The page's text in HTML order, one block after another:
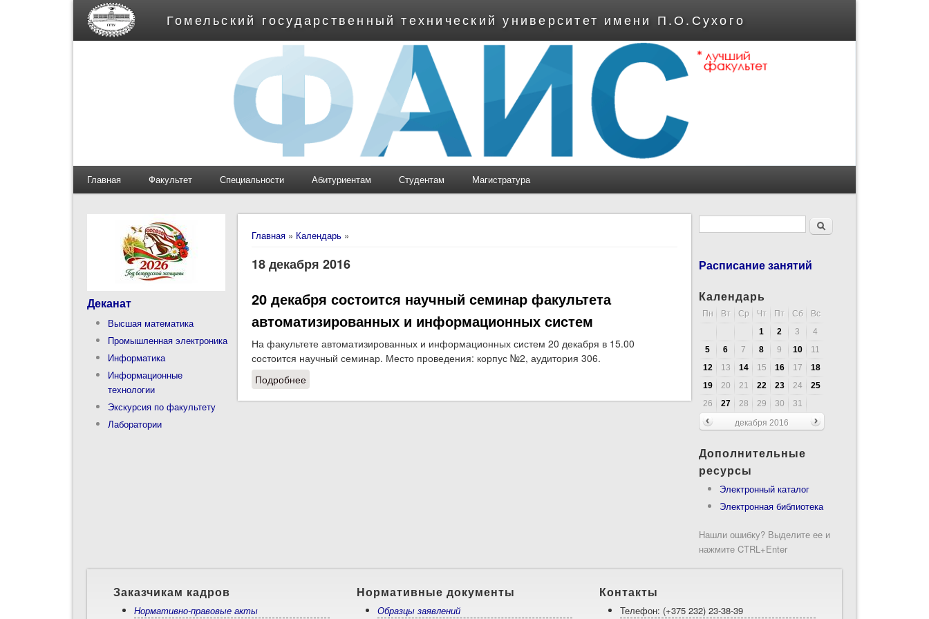
Гомельский государственный технический университет имени П.О.Сухого
Главная Факультет Специальности Абитуриентам Студентам Магистратура
Вы здесь
Главная » Календарь »
18 декабря 2016
20 декабря состоится научный семинар факультета
автоматизированных и информационных систем
На факультете автоматизированных и информационных систем 20 декабря в 15.00
состоится научный семинар. Место проведения: корпус №2, аудитория 306.
Подробнее о 20 декабря состоится научный семинар факультета автоматизированных и информационных систем
Деканат
Высшая математика
Промышленная электроника
Информатика
Информационные
технологии
Экскурсия по факультету
Лаборатории
Форма поискаПоиск
Расписание занятий
Календарь
Пн Вт Ср Чт Пт Сб
Вс
1
2 3
4
5
6 7 8 9 10
11
12
13 14 15 16 17
18
19
20 21 22 23 24
25
26
27 28 29 30
31
декабря 2016
Дополнительные
ресурсы
Электронный каталог
Электронная библиотека
Нашли ошибку? Выделите ее и
нажмите CTRL+Enter
Заказчикам кадров
Нормативно-правовые акты
Нормативные документы
Образцы заявлений
Контакты
Телефон: (+375 232) 23-38-39